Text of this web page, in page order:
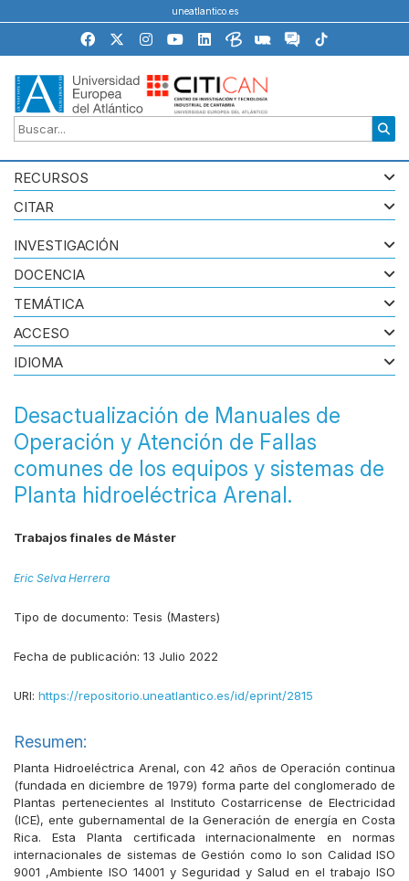
uneatlantico.es
RECURSOS
CITAR
Desactualización de Manuales de
Operación y Atención de Fallas
comunes de los equipos y sistemas de
Planta hidroeléctrica Arenal.
Trabajos finales de Máster
Eric Selva Herrera
Tipo de documento: Tesis (Masters)
Fecha de publicación: 13 Julio 2022
URI: https://repositorio.uneatlantico.es/id/eprint/2815
Resumen:
Planta Hidroeléctrica Arenal, con 42 años de Operación continua
(fundada en diciembre de 1979) forma parte del conglomerado de
Plantas pertenecientes al Instituto Costarricense de Electricidad
(ICE), ente gubernamental de la Generación de energía en Costa
Rica. Esta Planta certificada internacionalmente en normas
internacionales de sistemas de Gestión como lo son Calidad ISO
9001 ,Ambiente ISO 14001 y Seguridad y Salud en el trabajo ISO
INVESTIGACIÓN
DOCENCIA
TEMÁTICA
ACCESO
IDIOMA